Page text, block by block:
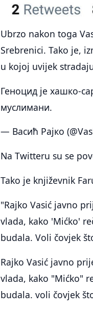
Ubrzo nakon toga
Srebrenici. Tako je,
u kojoj uvijek
Геноцид је хашко-
муслимани.
— Васић Рајко
Na Twitteru su se
Tako je književnik
"Rajko Vasić javno
vlada, kako 'Mićko'
budala. Voli čovjek
Rajko Vasić javno
vlada, kako "Mićko"
budala. voli čovjek